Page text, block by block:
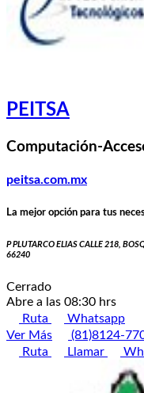
PEITSA
Computación-
peitsa.com.mx
La mejor opción para tus
P PLUTARCO ELIAS CALLE 218,
66240
Cerrado
Abre a las 08:30 hrs
Ruta
Whatsapp
Ver Más
(81)8124-
Ruta
Llamar